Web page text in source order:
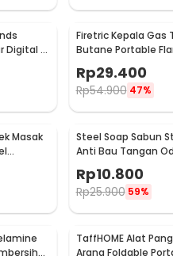
Digital 6
Firetric Kepala Gas
Butane Portable
Rp29.400
Rp54.900 47%
Masak
-
Steel Soap Sabun
Anti Bau Tangan
Remove - HW071
Rp10.800
Rp25.900 59%
TaffHOME Alat
Arang Foldable